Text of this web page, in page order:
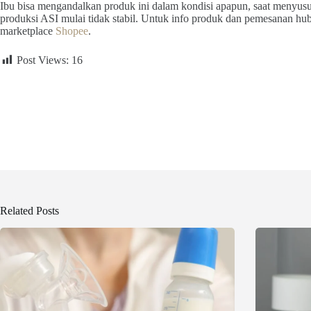
Ibu bisa mengandalkan produk ini dalam kondisi apapun, saat
produksi ASI mulai tidak stabil. Untuk info produk dan pemesanan
marketplace Shopee.
Post Views: 16
Related Posts